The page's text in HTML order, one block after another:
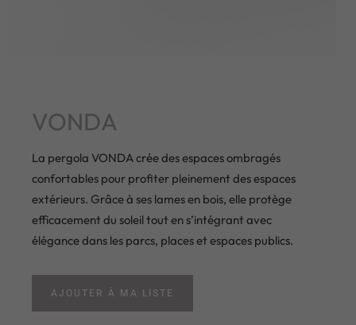
VONDA
La pergola VONDA crée des espaces ombragés
confortables pour profiter pleinement des espaces
extérieurs. Grâce à ses lames en bois, elle protège
efficacement du soleil tout en s’intégrant avec
élégance dans les parcs, places et espaces publics.
AJOUTER À MA LISTE